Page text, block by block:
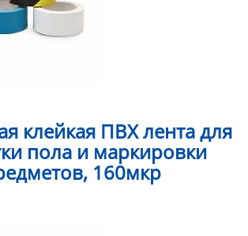
клейкая ПВХ лента для
пола и маркировки
160мкр